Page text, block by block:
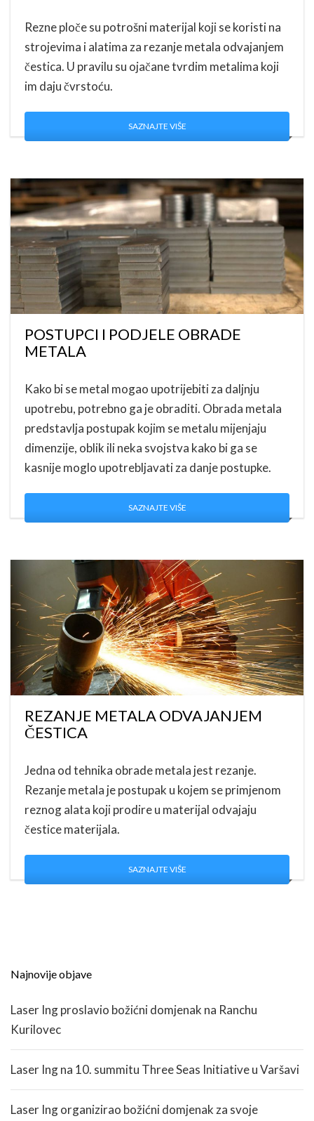
Rezne ploče su potrošni materijal koji se koristi na
strojevima i alatima za rezanje metala odvajanjem
čestica. U pravilu su ojačane tvrdim metalima koji
im daju čvrstoću.
SAZNAJTE VIŠE
POSTUPCI I PODJELE OBRADE
METALA
Kako bi se metal mogao upotrijebiti za daljnju
upotrebu, potrebno ga je obraditi. Obrada metala
predstavlja postupak kojim se metalu mijenjaju
dimenzije, oblik ili neka svojstva kako bi ga se
kasnije moglo upotrebljavati za danje postupke.
SAZNAJTE VIŠE
REZANJE METALA ODVAJANJEM
ČESTICA
Jedna od tehnika obrade metala jest rezanje.
Rezanje metala je postupak u kojem se primjenom
reznog alata koji prodire u materijal odvajaju
čestice materijala.
SAZNAJTE VIŠE
Najnovije objave
Laser Ing proslavio božićni domjenak na Ranchu
Kurilovec
Laser Ing na 10. summitu Three Seas Initiative u Varšavi
Laser Ing organizirao božićni domjenak za svoje